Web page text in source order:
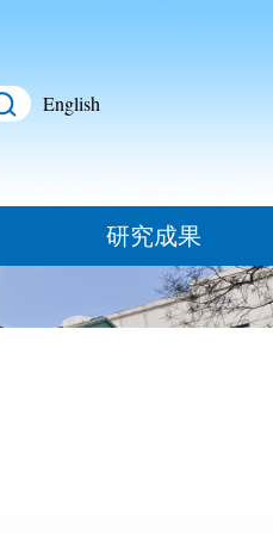
English
研究成果